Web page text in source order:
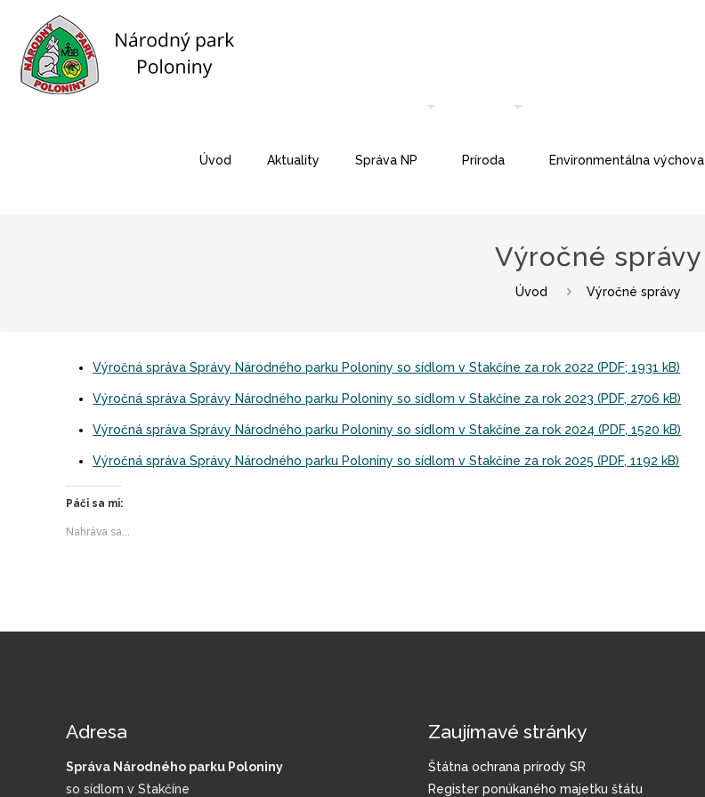
Úvod Aktuality Správa NP Príroda Environmentálna výchova
Výročné správy
Úvod Výročné správy
Výročná správa Správy Národného parku Poloniny so sídlom v Stakčíne za rok 2022 (PDF; 1931 kB)
Výročná správa Správy Národného parku Poloniny so sídlom v Stakčíne za rok 2023 (PDF, 2706 kB)
Výročná správa Správy Národného parku Poloniny so sídlom v Stakčíne za rok 2024 (PDF, 1520 kB)
Výročná správa Správy Národného parku Poloniny so sídlom v Stakčíne za rok 2025 (PDF, 1192 kB)
Páči sa mi:
Nahráva sa...
Adresa
Správa Národného parku Poloniny
so sídlom v Stakčíne
Zaujímavé stránky
Štátna ochrana prírody SR
Register ponúkaného majetku štátu